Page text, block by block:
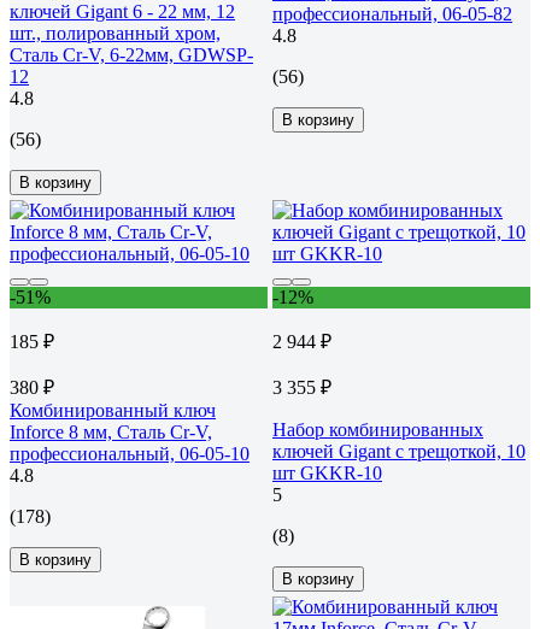
ключей Gigant 6 - 22 мм, 12
шт., полированный хром,
Сталь Cr-V, 6-22мм, GDWSP-
12
4.8
(56)
В корзину
профессиональный, 06-05-82
4.8
(56)
В корзину
-51%
185 ₽
380 ₽
Комбинированный ключ
Inforce 8 мм, Сталь Cr-V,
профессиональный, 06-05-10
4.8
(178)
В корзину
-12%
2 944 ₽
3 355 ₽
Набор комбинированных
ключей Gigant с трещоткой, 10
шт GKKR-10
5
(8)
В корзину